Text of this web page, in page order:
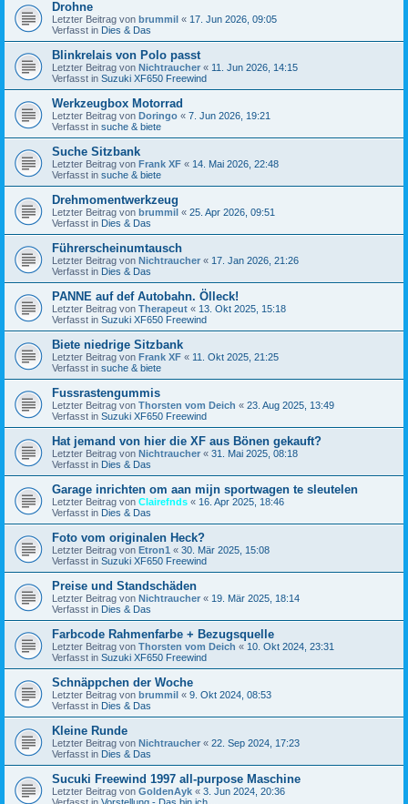
Drohne
Letzter Beitrag von brummil « 17. Jun 2026, 09:05
Verfasst in Dies & Das
Blinkrelais von Polo passt
Letzter Beitrag von Nichtraucher « 11. Jun 2026, 14:15
Verfasst in Suzuki XF650 Freewind
Werkzeugbox Motorrad
Letzter Beitrag von Doringo « 7. Jun 2026, 19:21
Verfasst in suche & biete
Suche Sitzbank
Letzter Beitrag von Frank XF « 14. Mai 2026, 22:48
Verfasst in suche & biete
Drehmomentwerkzeug
Letzter Beitrag von brummil « 25. Apr 2026, 09:51
Verfasst in Dies & Das
Führerscheinumtausch
Letzter Beitrag von Nichtraucher « 17. Jan 2026, 21:26
Verfasst in Dies & Das
PANNE auf def Autobahn. Ölleck!
Letzter Beitrag von Therapeut « 13. Okt 2025, 15:18
Verfasst in Suzuki XF650 Freewind
Biete niedrige Sitzbank
Letzter Beitrag von Frank XF « 11. Okt 2025, 21:25
Verfasst in suche & biete
Fussrastengummis
Letzter Beitrag von Thorsten vom Deich « 23. Aug 2025, 13:49
Verfasst in Suzuki XF650 Freewind
Hat jemand von hier die XF aus Bönen gekauft?
Letzter Beitrag von Nichtraucher « 31. Mai 2025, 08:18
Verfasst in Dies & Das
Garage inrichten om aan mijn sportwagen te sleutelen
Letzter Beitrag von Clairefnds « 16. Apr 2025, 18:46
Verfasst in Dies & Das
Foto vom originalen Heck?
Letzter Beitrag von Etron1 « 30. Mär 2025, 15:08
Verfasst in Suzuki XF650 Freewind
Preise und Standschäden
Letzter Beitrag von Nichtraucher « 19. Mär 2025, 18:14
Verfasst in Dies & Das
Farbcode Rahmenfarbe + Bezugsquelle
Letzter Beitrag von Thorsten vom Deich « 10. Okt 2024, 23:31
Verfasst in Suzuki XF650 Freewind
Schnäppchen der Woche
Letzter Beitrag von brummil « 9. Okt 2024, 08:53
Verfasst in Dies & Das
Kleine Runde
Letzter Beitrag von Nichtraucher « 22. Sep 2024, 17:23
Verfasst in Dies & Das
Sucuki Freewind 1997 all-purpose Maschine
Letzter Beitrag von GoldenAyk « 3. Jun 2024, 20:36
Verfasst in Vorstellung - Das bin ich ...